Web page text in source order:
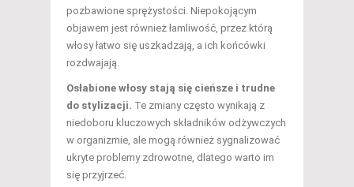
pozbawione sprężystości. Niepokojącym
objawem jest również łamliwość, przez którą
włosy łatwo się uszkadzają, a ich końcówki
rozdwajają.
Osłabione włosy stają się cieńsze i trudne
do stylizacji. Te zmiany często wynikają z
niedoboru kluczowych składników odżywczych
w organizmie, ale mogą również sygnalizować
ukryte problemy zdrowotne, dlatego warto im
się przyjrzeć.